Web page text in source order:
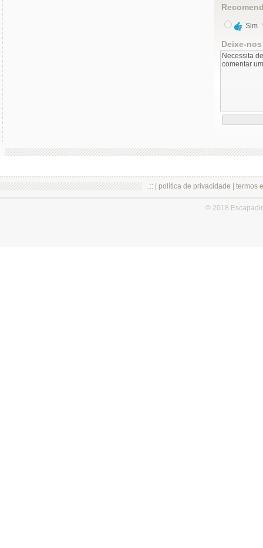
Sim
Deixe-
.:: | política de privacidade termos
© 2018